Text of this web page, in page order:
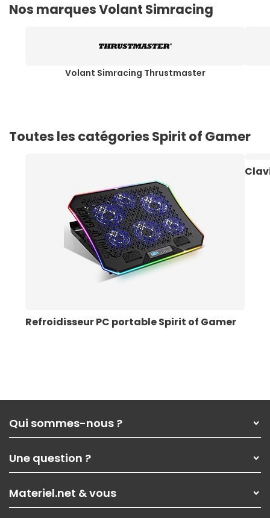
Nos marques Volant Simracing
Volant Simracing Thrustmaster
Toutes les catégories Spirit of Gamer
Refroidisseur PC portable Spirit of Gamer
Qui sommes-nous ?
Nos services
Les magasins Materiel.net
Nos solutions pour les pros
Contactez-nous
Une question ?
Paiement, livraison
Garanties,Pack Zen
Materiel.net & vous